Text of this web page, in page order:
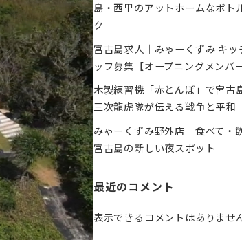
島・西里のアットホームなボト
ク
宮古島求人｜みゃーくずみ キッ
ッフ募集【オープニングメンバ
木製練習機「赤とんぼ」で宮
三次龍虎隊が伝える戦争と平和
みゃーくずみ野外店｜食べて・
宮古島の新しい夜スポット
最近のコメント
表示できるコメントはありませ